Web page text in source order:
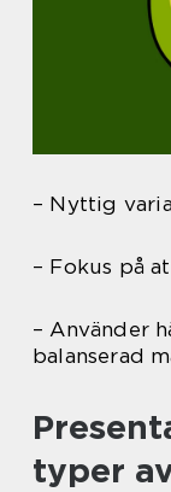
– Nyttig
– Fokus på
– Använder
balanserad
typer